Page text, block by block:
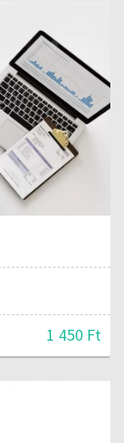
1 450 Ft